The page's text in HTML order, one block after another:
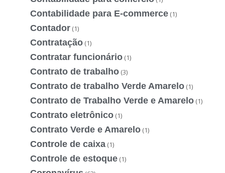
Contabilidade para E-commerce (1)
Contador (1)
Contratação (1)
Contratar funcionário (1)
Contrato de trabalho (3)
Contrato de trabalho Verde Amarelo (1)
Contrato de Trabalho Verde e Amarelo (1)
Contrato eletrônico (1)
Contrato Verde e Amarelo (1)
Controle de caixa (1)
Controle de estoque (1)